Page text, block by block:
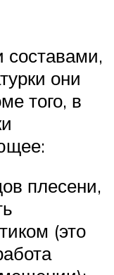
составами,
они
того, в
плесени,
(это